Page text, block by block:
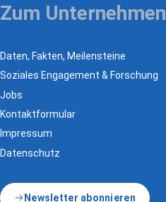
Zum Unternehmen
Daten, Fakten, Meilensteine
Soziales Engagement & Forschung
Jobs
Kontaktformular
Impressum
Datenschutz
Newsletter abonnieren